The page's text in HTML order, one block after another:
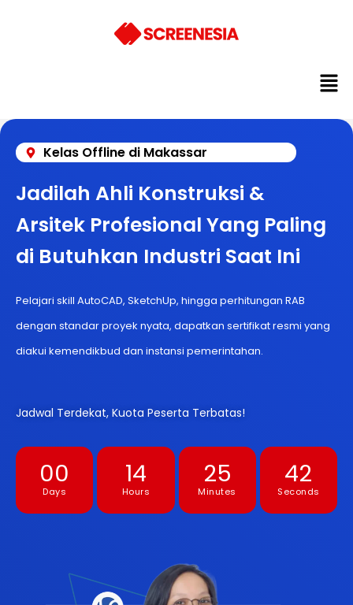
Kelas Offline di Makassar
Jadilah Ahli Konstruksi &
Arsitek Profesional Yang Paling
di Butuhkan Industri Saat Ini
Pelajari skill AutoCAD, SketchUp, hingga perhitungan RAB
dengan standar proyek nyata, dapatkan sertifikat resmi yang
diakui kemendikbud dan instansi pemerintahan.
Jadwal Terdekat, Kuota Peserta Terbatas!
00
Days
14
Hours
25
Minutes
41
Seconds